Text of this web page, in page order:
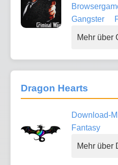
Gangster
Mehr über
Dragon Hearts
Download-
Fantasy
Mehr über